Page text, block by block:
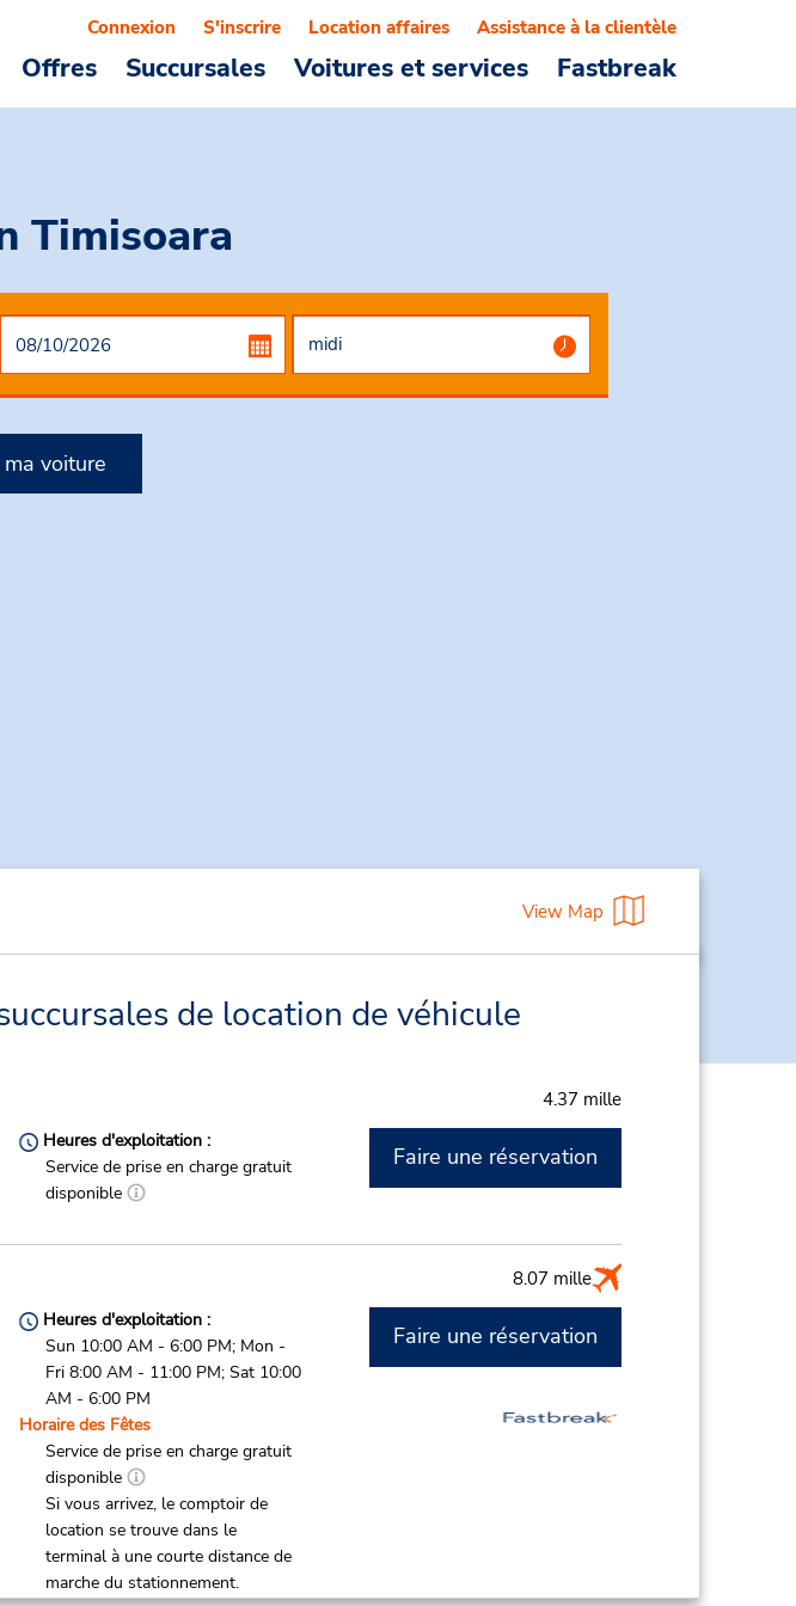
Offres Succursales Voitures et services Fastbreak
Connexion S'inscrire Location affaires Assistance à la clientèle
Timisoara
voiture
View Map
de location de véhicule
4.37 mille
Heures d'exploitation :
Service de prise en charge gratuit
disponible
Faire une réservation
8.07 mille
Heures d'exploitation :
Sun 10:00 AM - 6:00 PM; Mon -
Fri 8:00 AM - 11:00 PM; Sat 10:00
AM - 6:00 PM
Horaire des Fêtes
Service de prise en charge gratuit
disponible
Si vous arrivez, le comptoir de
location se trouve dans le
terminal à une courte distance de
marche du stationnement.
Faire une réservation